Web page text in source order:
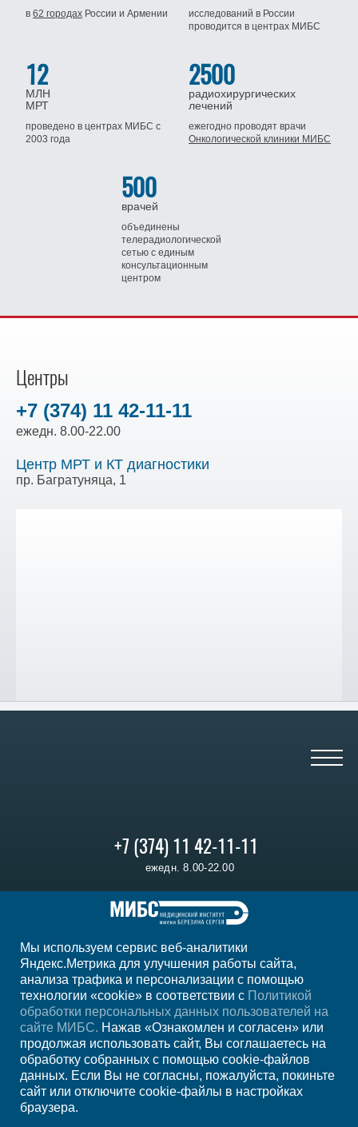
в62 городах Россиии Армении
исследований в России
проводится в центрах МИБС
12
МЛН
МРТ
проведено в центрах МИБСс
2003 года
2500
радиохирургических
лечений
ежегодно проводят врачи
Онкологической клиники МИБС
500
врачей
объединены
телерадиологической
сетью с единым
консультационным
центром
Центры
+7 (374) 11 42-11-11
ежедн. 8.00-22.00
Центр МРТ и КТ диагностики
пр. Багратуняца, 1
+7 (374) 11 42-11-11
ежедн. 8.00-22.00
РегионЕреван
Мы в социальных сетях
Мы используем сервис веб-аналитики
Яндекс.Метрика для улучшения работы сайта,
анализа трафика и персонализации с помощью
технологии «cookie» в соответствии с Политикой
обработки персональных данных пользователей на
сайте МИБС. Нажав «Ознакомлен и согласен» или
продолжая использовать сайт, Вы соглашаетесь на
обработку собранных с помощью cookie-файлов
данных. Если Вы не согласны, пожалуйста, покиньте
сайт или отключите cookie-файлы в настройках
браузера.